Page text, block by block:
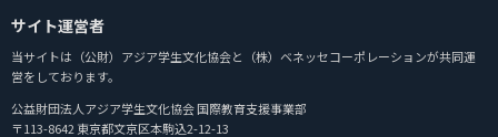
サイト運営者
当サイトは（公財）アジア学生文化協会と（株）ベネッセコーポレーションが共同運
営をしております。
公益財団法人アジア学生文化協会 国際教育支援事業部
〒113-8642 東京都文京区本駒込2-12-13